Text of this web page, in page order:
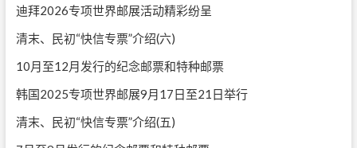
迪拜2026专项世界邮展活动精彩纷呈
清末、民初“快信专票”介绍(六)
10月至12月发行的纪念邮票和特种邮票
韩国2025专项世界邮展9月17日至21日举行
清末、民初“快信专票”介绍(五)